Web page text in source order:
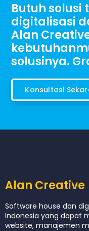
Butuh solusi
digitalisasi
Alan
solusinya.
Konsultasi
Alan Creative
Software house dan
Indonesia yang dapat
website, manajemen